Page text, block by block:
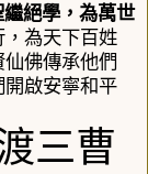
絕學，為萬世
為天下百姓
仙佛傳承他們
開啟安寧和平
三曹